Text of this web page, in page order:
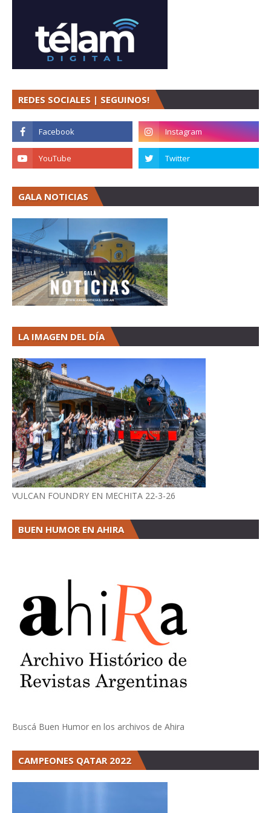
REDES SOCIALES | SEGUINOS!
GALA NOTICIAS
LA IMAGEN DEL DÍA
VULCAN FOUNDRY EN MECHITA 22-3-26
BUEN HUMOR EN AHIRA
Buscá Buen Humor en los archivos de Ahira
CAMPEONES QATAR 2022